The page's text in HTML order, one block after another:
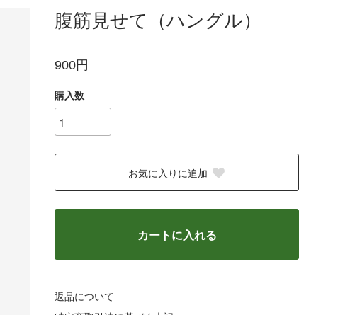
腹筋見せて（ハングル）
900円
購入数
お気に入りに追加
カートに入れる
返品について